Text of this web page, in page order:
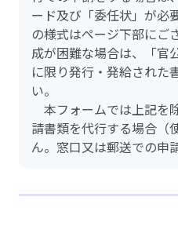
ード及び「委任状」が必
の様式はページ下部にご
成が困難な場合は、「官
に限り発行・発給された
い。
本フォームでは上記を
請書類を代行する場合（
ん。窓口又は郵送での申